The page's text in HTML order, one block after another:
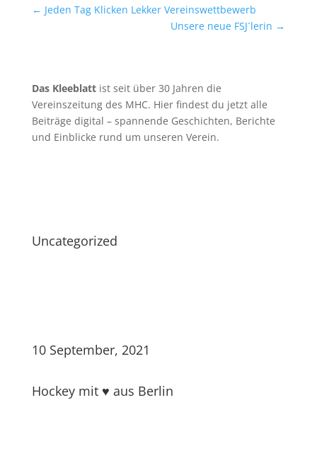
← Jeden Tag Klicken Lekker Vereinswettbewerb
Unsere neue FSJ´lerin →
Das Kleeblattist seit über 30 Jahren die
Vereinszeitung des MHC. Hier findest du jetzt alle
Beiträge digital – spannende Geschichten, Berichte
und Einblicke rund um unseren Verein.
Uncategorized
10 September, 2021
Hockey mit ♥ aus Berlin